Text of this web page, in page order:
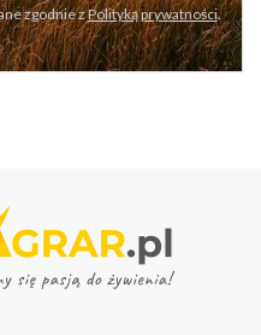
zgodnie zPolityką prywatności.